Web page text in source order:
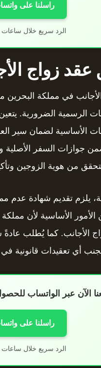
راسلنا على
الرد سريع خلال ساعات
عقد زواج
في مملكة البحرين
الرسمية الضرورية.
الأساسية لضمان سير
جوازات السفر الأصلية
من هوية الزوجين
يلزم تقديم شهادة عدم
الأساسية لأن
الأجانب. كما يُطلب
أي تعقيدات قانونية
الآن عبر الواتساب
راسلنا على
الرد سريع خلال ساعات